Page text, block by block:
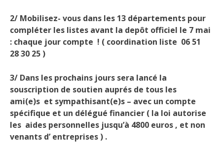
2/ Mobilisez- vous dans les 13 départements pour
compléter les listes avant la depôt officiel le 7 mai
: chaque jour compte ! ( coordination liste 06 51
28 30 25 )
3/ Dans les prochains jours sera lancé la
souscription de soutien auprés de tous les
ami(e)s et sympathisant(e)s – avec un compte
spécifique et un délégué financier ( la loi autorise
les aides personnelles jusqu’à 4800 euros , et non
venants d’ entreprises ) .